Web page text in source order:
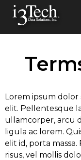
Lorem ipsum dolor
elit. Pellentesque
ullamcorper, arcu
ligula ac lorem.
elit id, porta
risus, vel mollis